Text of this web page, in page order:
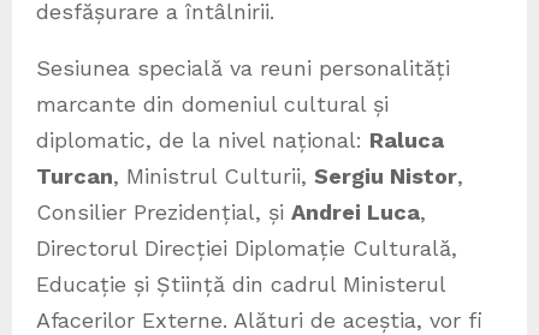
desfășurare a întâlnirii.
Sesiunea specială va reuni personalități
marcante din domeniul cultural și
diplomatic, de la nivel național: Raluca
Turcan, Ministrul Culturii, Sergiu Nistor,
Consilier Prezidențial, și Andrei Luca,
Directorul Direcției Diplomație Culturală,
Educație și Știință din cadrul Ministerul
Afacerilor Externe. Alături de aceștia, vor fi